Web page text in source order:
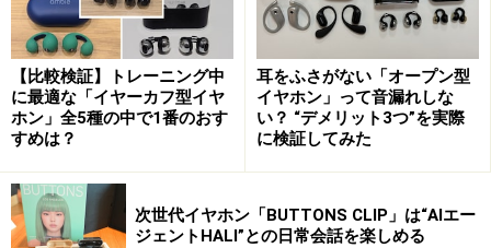
【比較検証】トレーニング中
に最適な「イヤーカフ型イヤ
ホン」全5種の中で1番のおす
すめは？
耳をふさがない「オープン型
イヤホン」って音漏れしな
い？ “デメリット3つ”を実際
に検証してみた
次世代イヤホン「BUTTONS CLIP」は“AIエー
ジェントHALI”との日常会話を楽しめる